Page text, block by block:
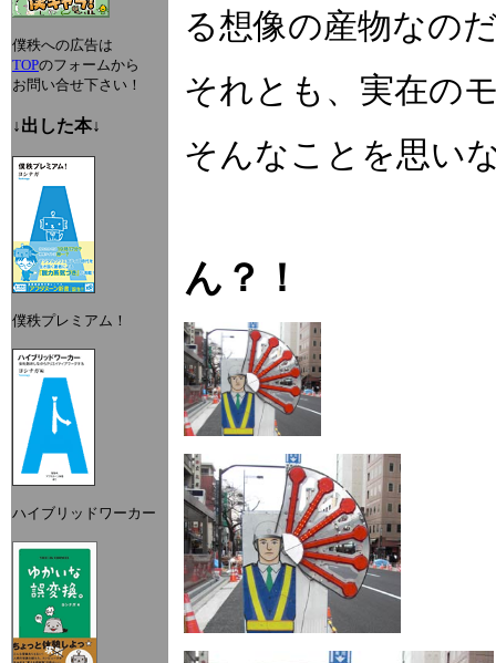
僕秩への広告は
TOPのフォームから
お問い合せ下さい！
↓出した本↓
僕秩プレミアム！
ハイブリッドワーカー
る想像の産物なの
それとも、実在の
そんなことを思い
ん？！